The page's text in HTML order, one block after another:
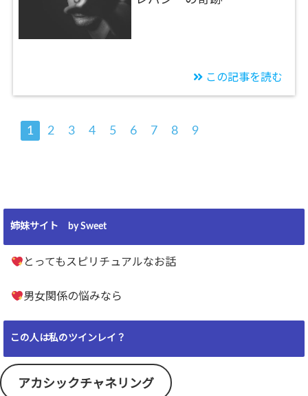
この記事を読む
1 2 3 4 5 6 7 8 9
姉妹サイト by Sweet
とってもスピリチュアルなお話
男女関係の悩みなら
この人は私のツインレイ？
アカシックチャネリング